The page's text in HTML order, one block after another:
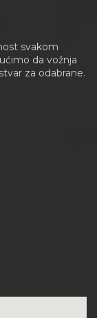
svakom
da vožnja
za odabrane.